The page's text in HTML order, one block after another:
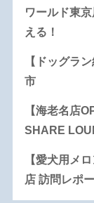
ワールド東
える！
【ドッグラ
市
【海老名店
SHARE
【愛犬用メ
店 訪問レポ